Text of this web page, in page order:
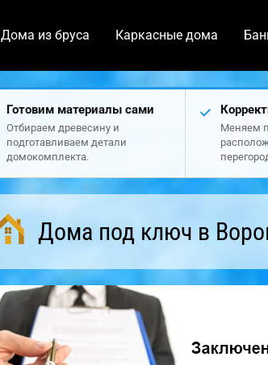
Дома из бруса Каркасные дома
Готовим материалы сами
Отбираем древесину и
подготавливаем детали
домокомплекта.
Меняем
Дома под ключ в